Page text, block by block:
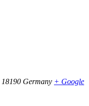
18190 Germany + Google